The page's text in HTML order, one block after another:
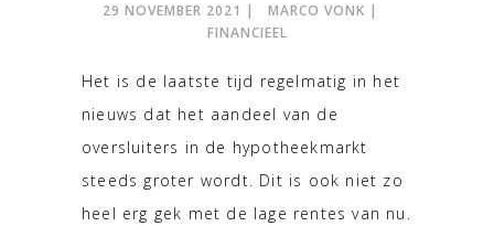
29 NOVEMBER 2021
MARCO VONK
FINANCIEEL
Het is de laatste tijd regelmatig in het
nieuws dat het aandeel van de
oversluiters in de hypotheekmarkt
steeds groter wordt. Dit is ook niet zo
heel erg gek met de lage rentes van nu.